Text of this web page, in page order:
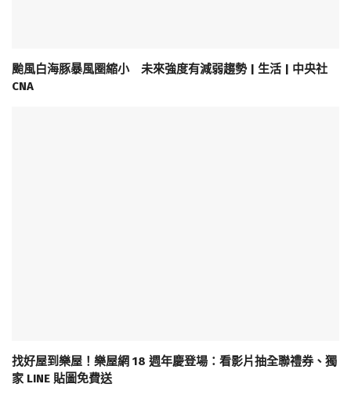
颱風白海豚暴風圈縮小 未來強度有減弱趨勢 | 生活 | 中央社
CNA
找好屋到樂屋！樂屋網 18 週年慶登場：看影片抽全聯禮券、獨
家 LINE 貼圖免費送